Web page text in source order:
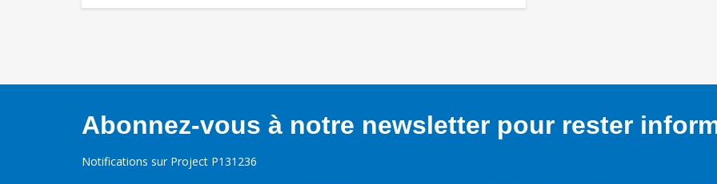
Abonnez-vous à notre newsletter pour rester
Notifications sur Project P131236